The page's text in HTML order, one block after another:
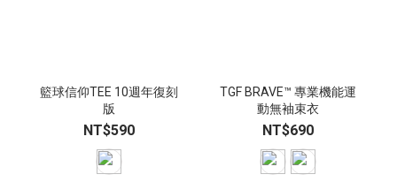
籃球信仰TEE 10週年復刻
版
NT$590
TGF BRAVE™ 專業機能運
動無袖束衣
NT$690